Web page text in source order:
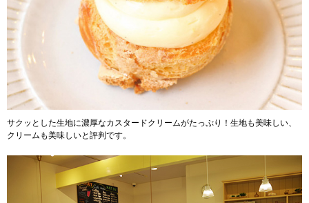
サクッとした生地に濃厚なカスタードクリームがたっぷり！生地も美味しい、
クリームも美味しいと評判です。